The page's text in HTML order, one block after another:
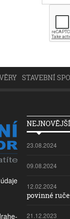
STAVEBNÍ
23.08.2024
09.08.2024
12.02.2024
povinné
21.12.2023